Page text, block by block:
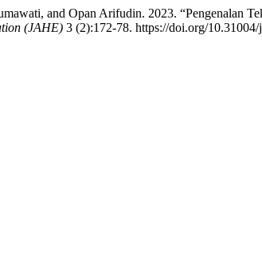
and Opan Arifudin. 2023. “Pengenalan
(JAHE) 3 (2):172-78. https://doi.org/